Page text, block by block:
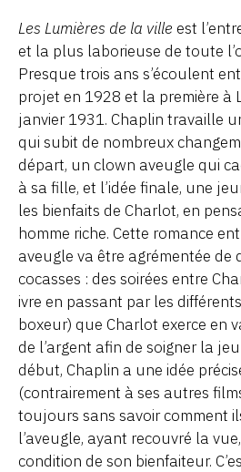
Les Lumières de la ville est
et la plus laborieuse de toute
Presque trois ans s’écoulent
projet en 1928 et la première à
janvier 1931. Chaplin travaille
qui subit de nombreux
départ, un clown aveugle qui
à sa fille, et l’idée finale, une
les bienfaits de Charlot, en
homme riche. Cette romance
aveugle va être agrémentée de
cocasses : des soirées entre
ivre en passant par les
boxeur) que Charlot exerce en
de l’argent afin de soigner la
début, Chaplin a une idée
(contrairement à ses autres
toujours sans savoir comment
l’aveugle, ayant recouvré la
condition de son bienfaiteur.